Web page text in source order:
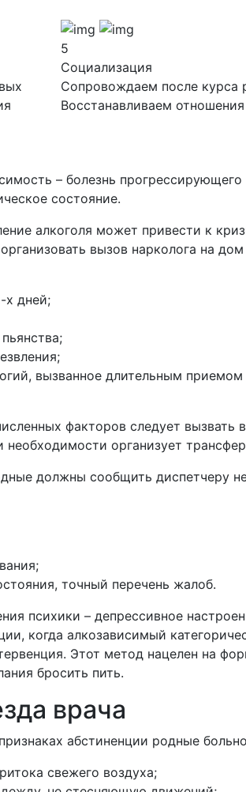
5
Социализация
Сопровождаем после курса
Восстанавливаем
– болезнь
состояние.
алкоголя может привести к
вызов нарколога на
х дней;
вызванное длительным приемом
факторов следует
организует
должны сообщить диспетчеру
точный перечень жалоб.
психики – депрессивное
когда алкозависимый
Этот метод нацелен на
бросить пить.
врача
абстиненции родные
свежего воздуха;